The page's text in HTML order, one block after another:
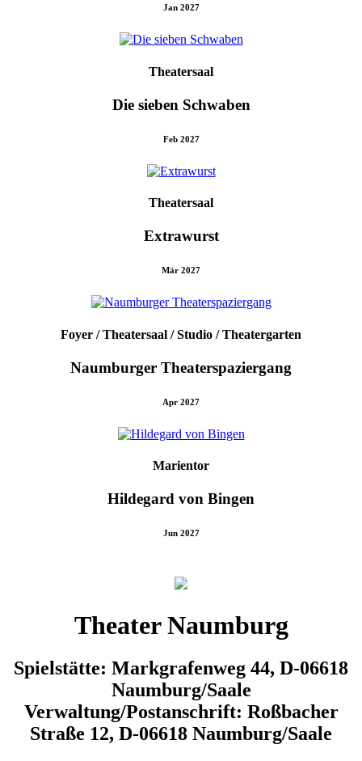
Jan 2027
Theatersaal
Die sieben Schwaben
Feb 2027
Theatersaal
Extrawurst
Mär 2027
Foyer / Theatersaal / Studio / Theatergarten
Naumburger Theaterspaziergang
Apr 2027
Marientor
Hildegard von Bingen
Jun 2027
Theater Naumburg
Spielstätte: Markgrafenweg 44, D-06618
Naumburg/Saale
Verwaltung/Postanschrift: Roßbacher
Straße 12, D-06618 Naumburg/Saale